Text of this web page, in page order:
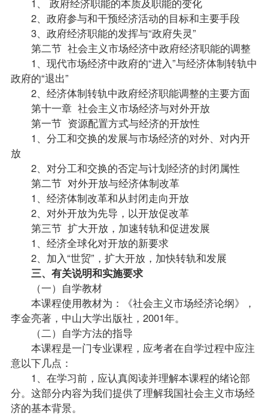
2、政府参与和干预经济活动的目标和主要手段
3、政府经济职能的发挥与“政府失灵”
第二节 社会主义市场经济中政府经济职能的调整
1、现代市场经济中政府的“进入”与经济体制转轨中
政府的“退出”
2、经济体制转轨中政府经济职能调整的主要方面
第十一章 社会主义市场经济与对外开放
第一节 资源配置方式与经济的开放性
1、分工和交换的发展与市场经济的对外、对内开
放
2、对分工和交换的否定与计划经济的封闭属性
第二节 对外开放与经济体制改革
1、经济体制改革和从封闭走向开放
2、对外开放为先导，以开放促改革
第三节 扩大开放，加速转轨和促进发展
1、经济全球化对开放的新要求
2、加入“世贸”，扩大开放，加快转轨和发展
三、有关说明和实施要求
（一）自学教材
本课程使用教材为：《社会主义市场经济论纲》，
李金亮著，中山大学出版社，2001年。
（二）自学方法的指导
本课程是一门专业课程，应考者在自学过程中应注
意以下几点：
1、在学习前，应认真阅读并理解本课程的绪论部
分。这部分内容为我们提供了理解我国社会主义市场经
济的基本背景。